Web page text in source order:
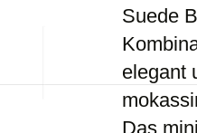
Suede
elegant
Das